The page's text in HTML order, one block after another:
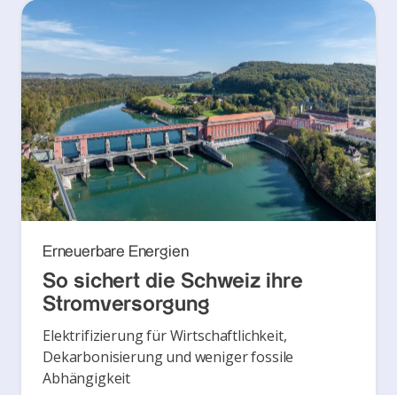
Erneuerbare Energien
So sichert die Schweiz ihre
Stromversorgung
Elektrifizierung für Wirtschaftlichkeit,
Dekarbonisierung und weniger fossile
Abhängigkeit